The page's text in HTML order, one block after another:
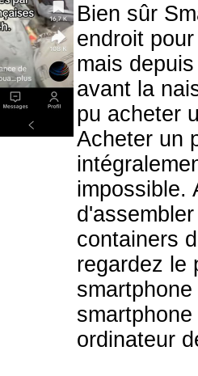
Bien sûr
endroit
mais
avant la
pu acheter
Acheter un
impossible.
containers
regardez le
ordinateur